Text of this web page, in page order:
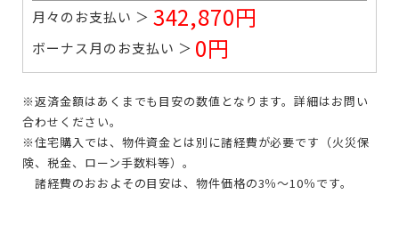
月々のお支払い
342,870円
ボーナス月のお支払い 0円
※返済金額はあくまでも目安の数値となります。詳細はお問い
合わせください。
※住宅購入では、物件資金とは別に諸経費が必要です （火災保
険、税金、ローン手数料等）。
諸経費のおおよその目安は、物件価格の3％～10％です。